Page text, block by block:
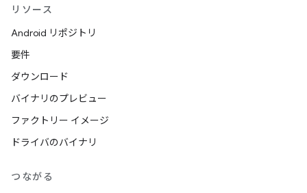
リソース
Android リポジトリ
要件
ダウンロード
バイナリのプレビュー
ファクトリー イメージ
ドライバのバイナリ
つながる